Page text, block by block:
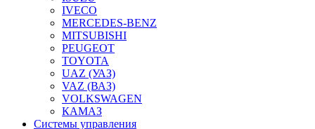
IVECO
MERCEDES-BENZ
MITSUBISHI
PEUGEOT
TOYOTA
UAZ (УАЗ)
VAZ (ВАЗ)
VOLKSWAGEN
КАМАЗ
Системы управления